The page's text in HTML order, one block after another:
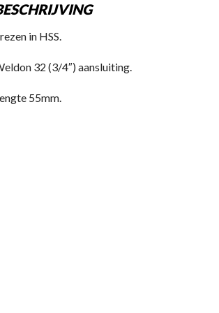
in HSS.
32 (3/4″) aansluiting.
55mm.